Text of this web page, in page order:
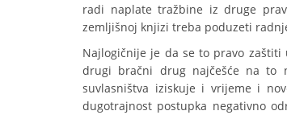
radi naplate tražbine iz druge
zemljišnoj knjizi treba poduzeti
Najlogičnije je da se to pravo
drugi bračni drug najčešće na to
suvlasništva iziskuje i vrijeme i
dugotrajnost postupka negativno